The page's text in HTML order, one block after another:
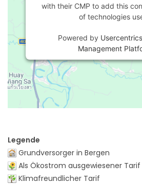
with their CMP to add this
of technologies
Powered by
Management
Legende
Grundversorger in Bergen
Als Ökostrom ausgewiesener Tarif
Klimafreundlicher Tarif